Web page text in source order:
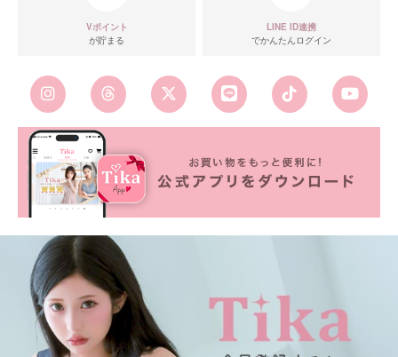
■カラーバリエーション
Vポイント
が貯まる
LINE ID連携
でかんたんログイン